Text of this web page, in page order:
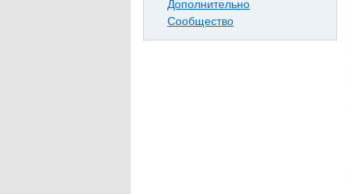
Дополнительно
Сообщество